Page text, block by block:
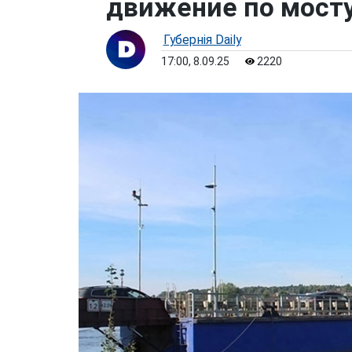
движение по
Губернiя Daily
17:00, 8.09.25 2220